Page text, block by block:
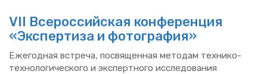
VII Все­рос­сий­ская кон­фе­рен­ция
«Экс­пер­ти­за и фо­то­гра­фия»
Еже­год­ная встре­ча, по­свя­щен­ная ме­то­дам тех­ни­ко-
тех­но­ло­ги­че­ско­го и экс­перт­но­го ис­сле­до­ва­ния